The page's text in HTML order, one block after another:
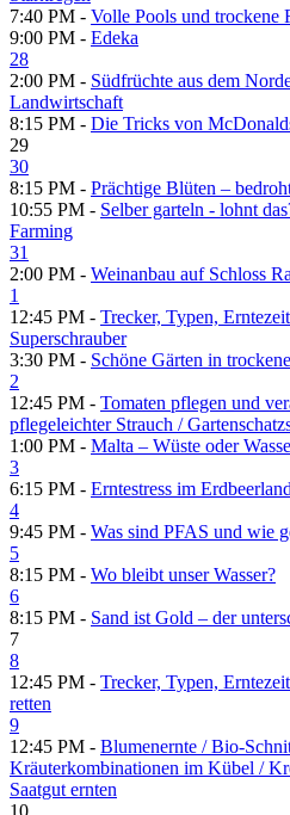
7:40 PM - Volle Pools und trockene
9:00 PM - Edeka
28
2:00 PM - Südfrüchte aus dem
Landwirtschaft
8:15 PM - Die Tricks von
29
30
8:15 PM - Prächtige Blüten –
10:55 PM - Selber garteln - lohnt
Farming
31
2:00 PM - Weinanbau auf Schloss
1
12:45 PM - Trecker, Typen,
Superschrauber
3:30 PM - Schöne Gärten in
2
12:45 PM - Tomaten pflegen und
pflegeleichter Strauch /​
1:00 PM - Malta – Wüste oder
3
6:15 PM - Erntestress im Erdbeerland
4
9:45 PM - Was sind PFAS und wie
5
8:15 PM - Wo bleibt unser Wasser?
6
8:15 PM - Sand ist Gold – der
7
8
12:45 PM - Trecker, Typen,
retten
9
12:45 PM - Blumenernte /​ Bio-
Kräuterkombinationen im Kübel /​
Saatgut ernten
10